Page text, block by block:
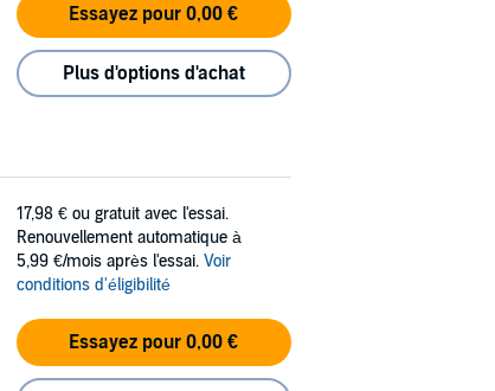
Essayez pour 0,00 €
Plus d'options d'achat
17,98 € ou gratuit avec l'essai.
Renouvellement automatique à
5,99 €/mois après l'essai. Voir
conditions d'éligibilité
Essayez pour 0,00 €